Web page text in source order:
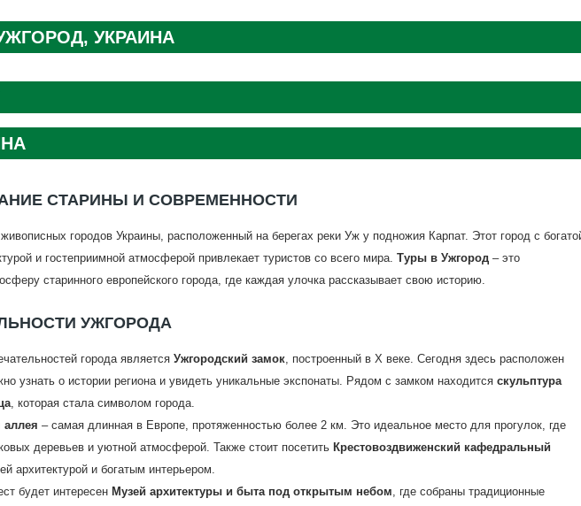
УКРАИНА
СТАРИНЫ И СОВРЕМЕННОСТИ
городов Украины, расположенный на берегах реки Уж у подножия Карпат. Этот город с
и гостеприимной атмосферой привлекает туристов со всего мира. Туры в Ужгород – это
старинного европейского города, где каждая улочка рассказывает свою историю.
УЖГОРОДА
города является Ужгородский замок, построенный в X веке. Сегодня здесь расположен
узнать о истории региона и увидеть уникальные экспонаты. Рядом с замком находится скульптура
, которая стала символом города.
аллея – самая длинная в Европе, протяженностью более 2 км. Это идеальное место для прогулок, где
деревьев и уютной атмосферой. Также стоит посетить Крестовоздвиженский кафедральный
архитектурой и богатым интерьером.
будет интересен Музей архитектуры и быта под открытым небом, где собраны традиционные